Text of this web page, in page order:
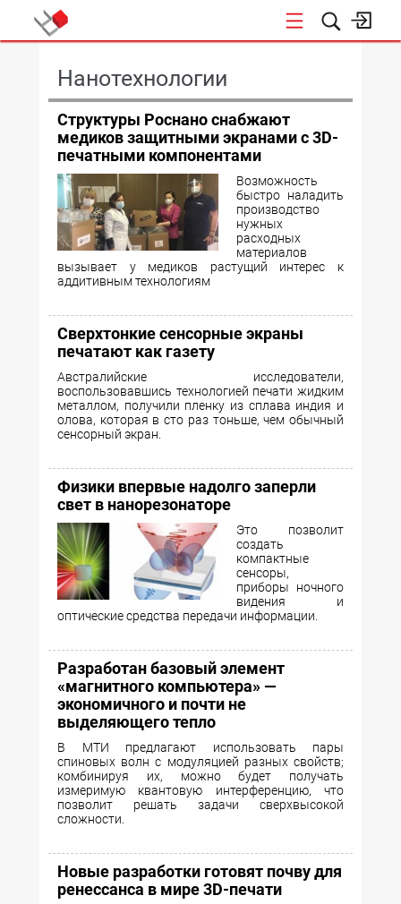
Нанотехнологии
Структуры Роснано снабжают
медиков защитными экранами с 3D-
печатными компонентами
Возможность
быстро наладить
производство
нужных
расходных
материалов
вызывает у медиков растущий интерес к
аддитивным технологиям
Сверхтонкие сенсорные экраны
печатают как газету
Австралийские исследователи,
воспользовавшись технологией печати жидким
металлом, получили пленку из сплава индия и
олова, которая в сто раз тоньше, чем обычный
сенсорный экран.
Физики впервые надолго заперли
свет в нанорезонаторе
Это позволит
создать
компактные
сенсоры,
приборы ночного
видения и
оптические средства передачи информации.
Разработан базовый элемент
«магнитного компьютера» —
экономичного и почти не
выделяющего тепло
В МТИ предлагают использовать пары
спиновых волн с модуляцией разных свойств;
комбинируя их, можно будет получать
измеримую квантовую интерференцию, что
позволит решать задачи сверхвысокой
сложности.
Новые разработки готовят почву для
ренессанса в мире 3D-печати